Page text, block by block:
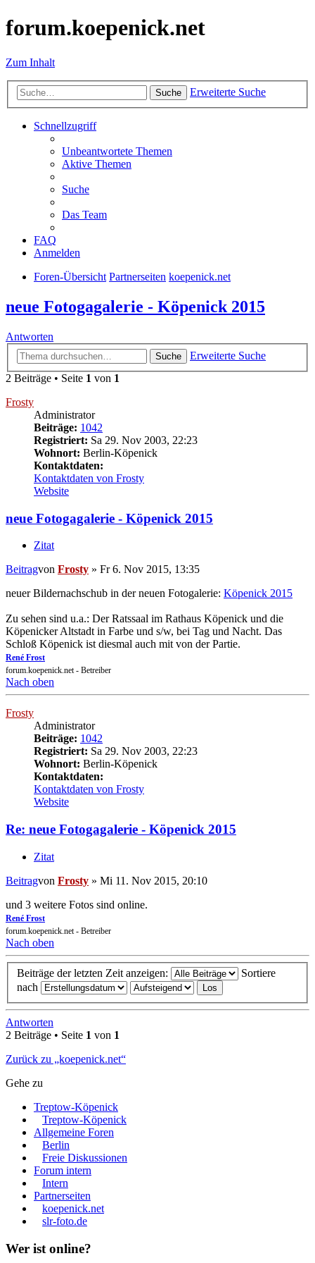
forum.koepenick.net
Zum Inhalt
Suche Erweiterte Suche
Schnellzugriff
Unbeantwortete Themen
Aktive Themen
Suche
Das Team
FAQ
Anmelden
Foren-Übersicht Partnerseiten koepenick.net
neue Fotogagalerie - Köpenick 2015
Antworten
Suche
Erweiterte Suche
2 Beiträge • Seite 1 von 1
Frosty
Administrator
Beiträge: 1042
Registriert: Sa 29. Nov 2003, 22:23
Wohnort: Berlin-Köpenick
Kontaktdaten:
Kontaktdaten von Frosty
Website
neue Fotogagalerie - Köpenick 2015
Zitat
Beitragvon Frosty » Fr 6. Nov 2015, 13:35
neuer Bildernachschub in der neuen Fotogalerie: Köpenick 2015
Zu sehen sind u.a.: Der Ratssaal im Rathaus Köpenick und die
Köpenicker Altstadt in Farbe und s/w, bei Tag und Nacht. Das
Schloß Köpenick ist diesmal auch mit von der Partie.
René Frost
forum.koepenick.net - Betreiber
Nach oben
Frosty
Administrator
Beiträge: 1042
Registriert: Sa 29. Nov 2003, 22:23
Wohnort: Berlin-Köpenick
Kontaktdaten:
Kontaktdaten von Frosty
Website
Re: neue Fotogagalerie - Köpenick 2015
Zitat
Beitragvon Frosty » Mi 11. Nov 2015, 20:10
und 3 weitere Fotos sind online.
René Frost
forum.koepenick.net - Betreiber
Nach oben
Beiträge der letzten Zeit anzeigen:
Sortiere
nach
Antworten
2 Beiträge • Seite 1 von 1
Zurück zu „koepenick.net“
Gehe zu
Treptow-Köpenick
Treptow-Köpenick
Allgemeine Foren
Berlin
Freie Diskussionen
Forum intern
Intern
Partnerseiten
koepenick.net
slr-foto.de
Wer ist online?